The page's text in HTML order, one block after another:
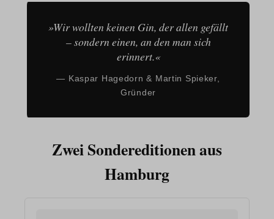
»Wir wollten keinen Gin, der allen gefällt
– sondern einen, an den man sich
erinnert.«
— Kaspar Hagedorn & Martin Spieker,
Gründer
Zwei Sondereditionen aus
Hamburg